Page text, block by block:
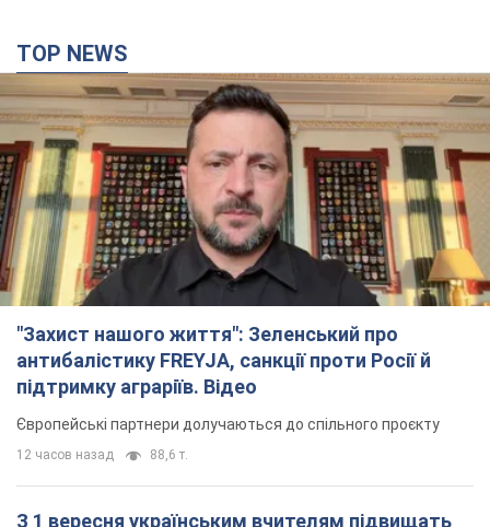
TOP NEWS
"Захист нашого життя": Зеленський про
антибалістику FREYJA, санкції проти Росії й
підтримку аграріїв. Відео
Європейські партнери долучаються до спільного проєкту
12 часов назад 88,6 т.
З 1 вересня українським вчителям підвищать